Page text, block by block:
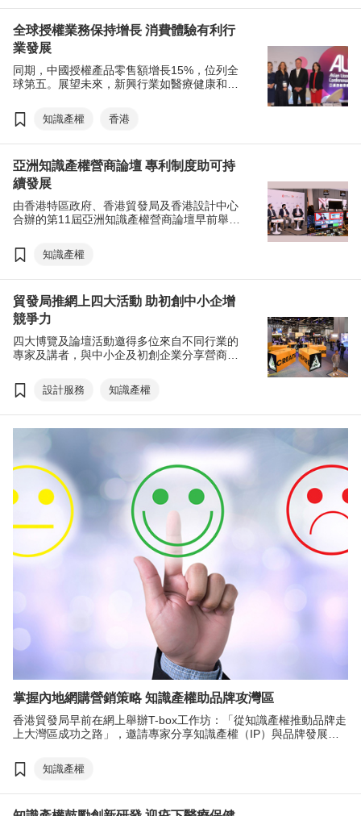
網絡版權
侵權
亞洲知識產權營商論壇
粵港保護知識產權合作專責小組
全球授權業務保持增長 消費體驗有利行
業發展
同期，中國授權產品零售額增長15%，位列全
球第五。展望未來，新興行業如醫療健康和可
知識產權 香港
亞洲知識產權營商論壇 專利制度助可持
續發展
由香港特區政府、香港貿發局及香港設計中心
合辦的第11屆亞洲知識產權營商論壇早前舉
力」為主題，匯聚逾70位來自世界各地的知識
產權專家及商界領袖，分享真知灼見。新一屆
知識產權
貿發局推網上四大活動 助初創中小企增
競爭力
四大博覽及論壇活動邀得多位來自不同行業的
專家及講者，與中小企及初創企業分享營商之
應對市場變化，從中突圍。
設計服務 知識產權
掌握內地網購營銷策略 知識產權助品牌攻灣區
香港貿發局早前在網上舉辦T-box工作坊：「從知識產權推動品牌走
上大灣區成功之路」，邀請專家分享知識產權（IP）與品牌發展的
法。
知識產權